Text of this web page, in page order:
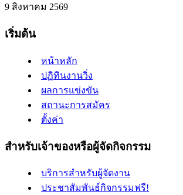
9 สิงหาคม 2569
เริ่มต้น
หน้าหลัก
ปฏิทินงานวิ่ง
ผลการแข่งขัน
สถานะการสมัคร
ตั้งค่า
สำหรับเจ้าของหรือผู้จัดกิจกรรม
บริการสำหรับผู้จัดงาน
ประชาสัมพันธ์กิจกรรมฟรี!